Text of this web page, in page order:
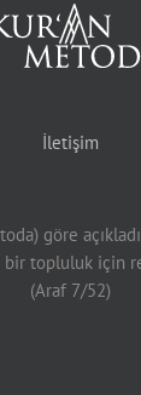
İletişim
göre
topluluk için
(Araf 7/52)